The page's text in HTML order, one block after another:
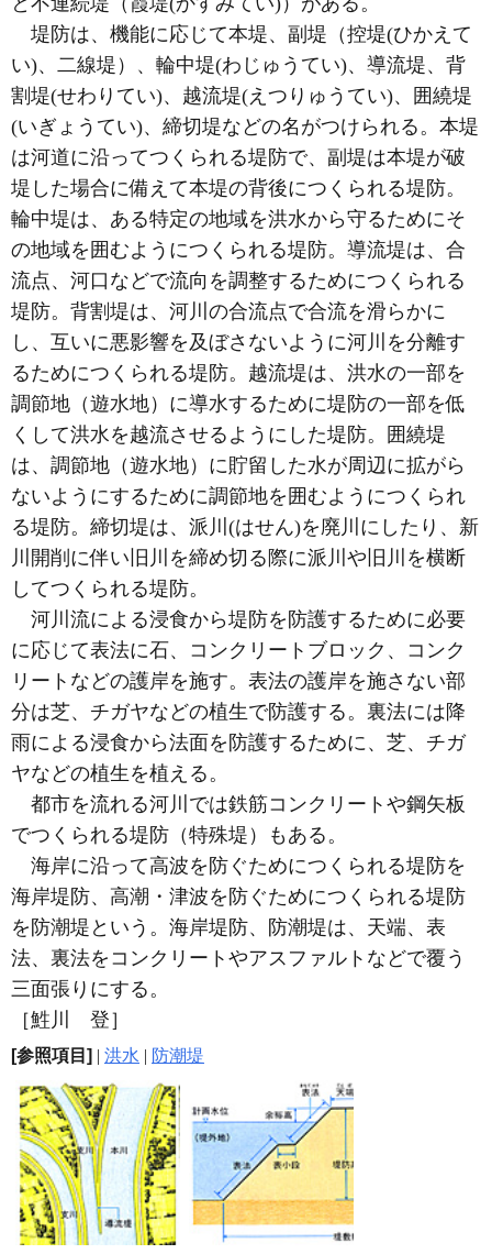
堤防は、機能に応じて本堤、副堤（控堤(ひかえて
い)、二線堤）、輪中堤(わじゅうてい)、導流堤、背
割堤(せわりてい)、越流堤(えつりゅうてい)、囲繞堤
(いぎょうてい)、締切堤などの名がつけられる。本堤
は河道に沿ってつくられる堤防で、副堤は本堤が破
堤した場合に備えて本堤の背後につくられる堤防。
輪中堤は、ある特定の地域を洪水から守るためにそ
の地域を囲むようにつくられる堤防。導流堤は、合
流点、河口などで流向を調整するためにつくられる
堤防。背割堤は、河川の合流点で合流を滑らかに
し、互いに悪影響を及ぼさないように河川を分離す
るためにつくられる堤防。越流堤は、洪水の一部を
調節地（遊水地）に導水するために堤防の一部を低
くして洪水を越流させるようにした堤防。囲繞堤
は、調節地（遊水地）に貯留した水が周辺に拡がら
ないようにするために調節地を囲むようにつくられ
る堤防。締切堤は、派川(はせん)を廃川にしたり、新
川開削に伴い旧川を締め切る際に派川や旧川を横断
してつくられる堤防。
河川流による浸食から堤防を防護するために必要
に応じて表法に石、コンクリートブロック、コンク
リートなどの護岸を施す。表法の護岸を施さない部
分は芝、チガヤなどの植生で防護する。裏法には降
雨による浸食から法面を防護するために、芝、チガ
ヤなどの植生を植える。
都市を流れる河川では鉄筋コンクリートや鋼矢板
でつくられる堤防（特殊堤）もある。
海岸に沿って高波を防ぐためにつくられる堤防を
海岸堤防、高潮・津波を防ぐためにつくられる堤防
を防潮堤という。海岸堤防、防潮堤は、天端、表
法、裏法をコンクリートやアスファルトなどで覆う
三面張りにする。
［鮏川 登］
[参照項目] | 洪水 | 防潮堤